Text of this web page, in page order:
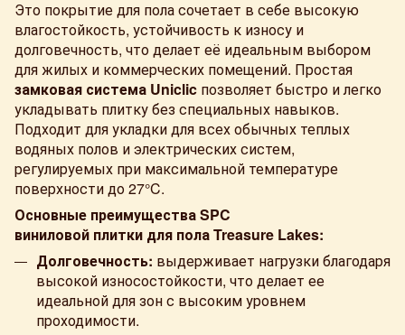
Это покрытие для пола сочетает в себе высокую
влагостойкость, устойчивость к износу и
долговечность, что делает её идеальным выбором
для жилых и коммерческих помещений. Простая
замковая система Uniclic позволяет быстро и легко
укладывать плитку без специальных навыков.
Подходит для укладки для всех обычных теплых
водяных полов и электрических систем,
регулируемых при максимальной температуре
поверхности до 27°C.
Основные преимущества SPC
виниловой плитки для пола Treasure Lakes:
Долговечность: выдерживает нагрузки благодаря
высокой износостойкости, что делает ее
идеальной для зон с высоким уровнем
проходимости.